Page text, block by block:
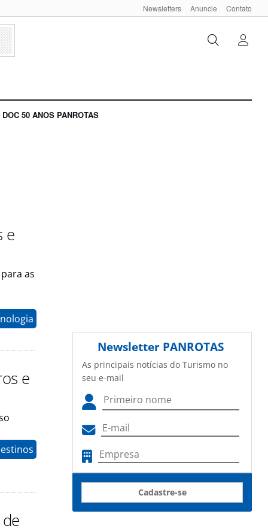
Newsletters Anuncie Contato
DOC 50 ANOS PANROTAS
e
as
e
Newsletter PANROTAS
As principais notícias do Turismo no
seu e-mail
Cadastre-se